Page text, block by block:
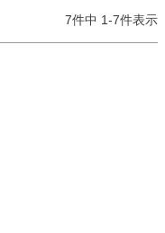
7件中 1-7件表示